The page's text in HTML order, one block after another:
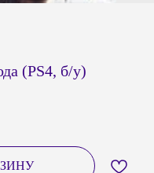
(PS4, б/у)